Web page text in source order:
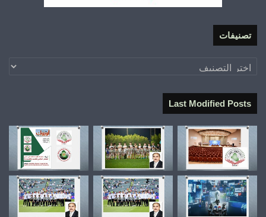
تصنيفات
تصنيفات
Last Modified Posts